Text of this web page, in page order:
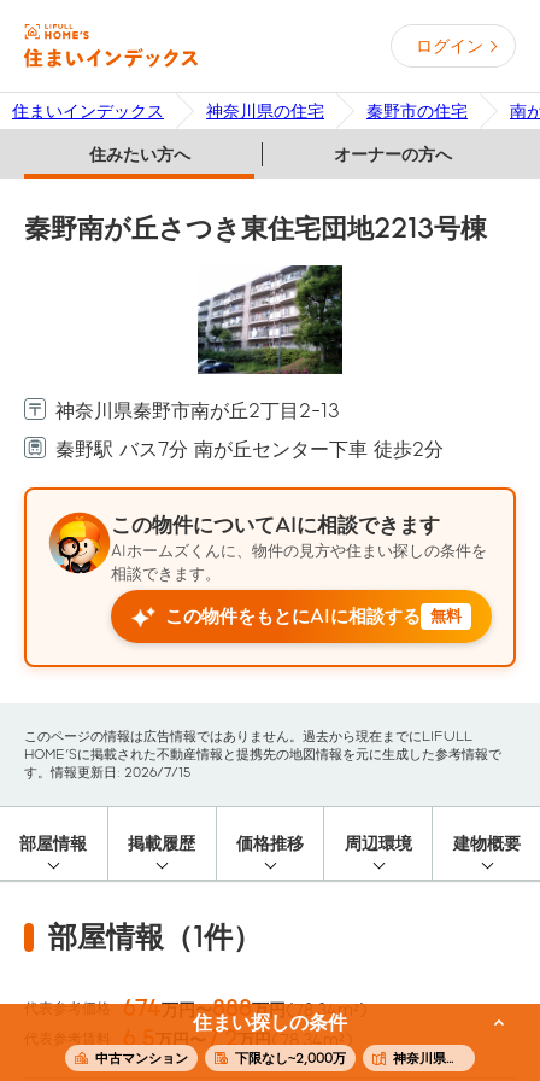
ログイン
住まいインデックス 神奈川県の住宅 秦野市の住宅 南
住みたい方へ オーナーの方へ
住まい探しの条件
中古マンション 下限なし~2,000万 神奈川県秦野市
秦野南が丘さつき東住宅団地2213号棟
神奈川県秦野市南が丘2丁目2-13
秦野駅 バス7分 南が丘センター下車 徒歩2分
この物件についてAIに相談できます
AIホームズくんに、物件の見方や住まい探しの条件を
相談できます。
この物件をもとにAIに相談する 無料
このページの情報は広告情報ではありません。過去から現在までにLIFULL
HOME'Sに掲載された不動産情報と提携先の地図情報を元に生成した参考情報で
す。情報更新日: 2026/7/15
部屋情報 掲載履歴 価格推移 周辺環境 建物概要
部屋情報（1件）
代表参考価格 674万円〜888万円(78.34m²)
6.5 7.2